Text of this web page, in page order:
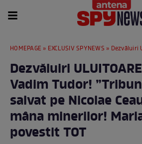
HOMEPAGE » EXCLUSIV SPYNEWS » Dezvăluiri ULUITOARE despre Vadim Tudor!
Dezvăluiri
Vadim Tudor!
salvat pe Nicolae
mâna minerilor!
povestit TOT